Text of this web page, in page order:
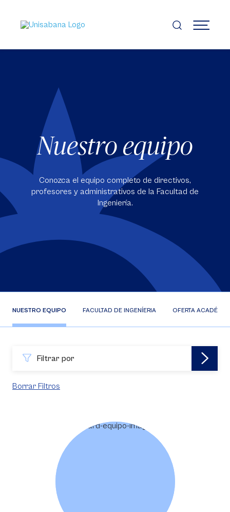
contenido
principal
MENÚ
Nuestro equipo
Conozca el equipo completo de directivos,
profesores y administrativos de la Facultad de
Ingeniería.
NUESTRO EQUIPO FACULTAD DE INGENÍERIA OFERTA
Filtrar por
Borrar Filtros